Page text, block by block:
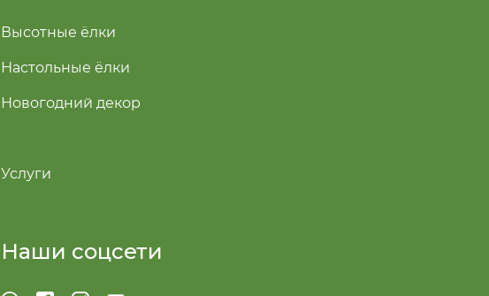
Наши соцсети
Высотные ёлки
Настольные ёлки
Услуги
Новогодний декор